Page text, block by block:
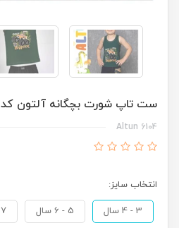
ست تاپ شورت بچگانه آلتون کد 6104
Altun 6104
انتخاب سایز:
3 - 4 سال 5 - 6 سال 7 - 8 سال